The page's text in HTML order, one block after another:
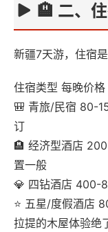
🏨 二、
新疆7天游，住宿
住宿类型 每晚价
🎒 青旅/民宿 80-
订
🏨 经济型酒店
置一般
💎 四钻酒店 400-
⭐ 五星/度假酒店
拉提的木屋体验绝